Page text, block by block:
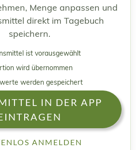
Menge anpassen und
direkt im Tagebuch
speichern.
ist vorausgewählt
wird übernommen
werden gespeichert
IN DER APP
ANMELDEN